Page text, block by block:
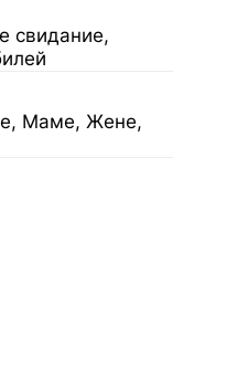
свидание,
Маме, Жене,